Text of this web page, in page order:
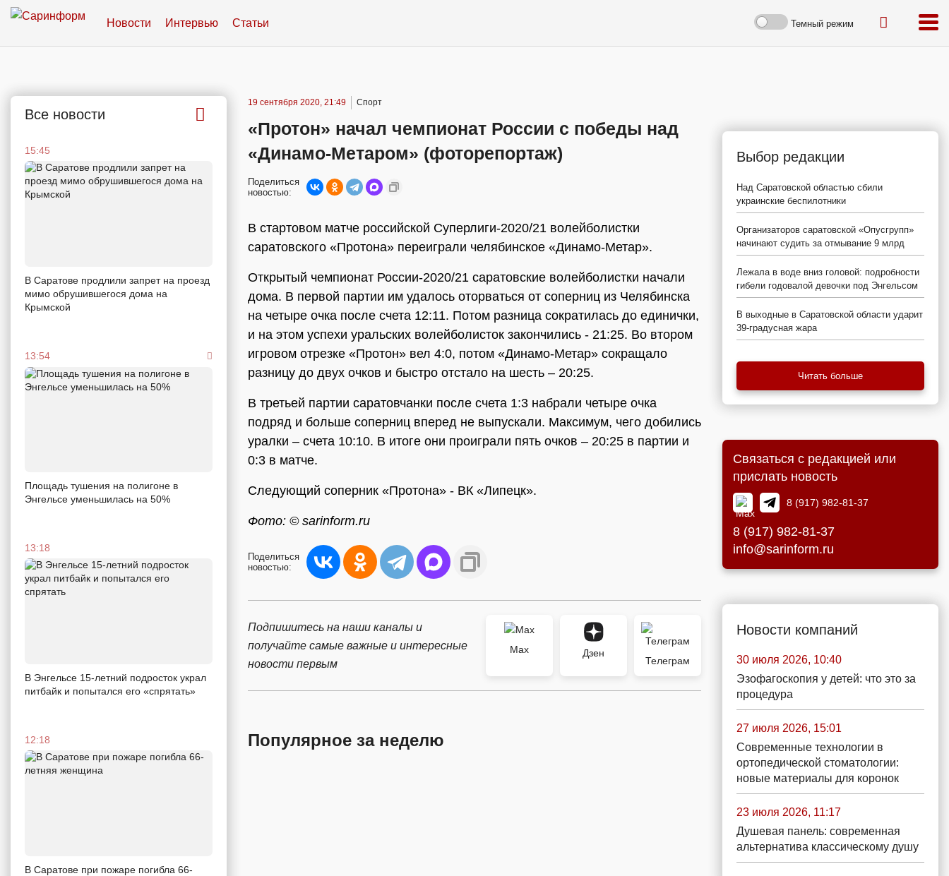
Новости Интервью Статьи Темный режим
Все новости
15:45
В Саратове продлили запрет на проезд
мимо обрушившегося дома на
Крымской
13:54
Площадь тушения на полигоне в
Энгельсе уменьшилась на 50%
13:18
В Энгельсе 15-летний подросток украл
питбайк и попытался его «спрятать»
12:18
В Саратове при пожаре погибла 66-
19 сентября 2020, 21:49 Спорт
«Протон» начал чемпионат России с победы над
«Динамо-Метаром» (фоторепортаж)
Поделиться
новостью:
В стартовом матче российской Суперлиги-2020/21 волейболистки
саратовского «Протона» переиграли челябинское «Динамо-Метар».
Открытый чемпионат России-2020/21 саратовские волейболистки начали
дома. В первой партии им удалось оторваться от соперниц из Челябинска
на четыре очка после счета 12:11. Потом разница сократилась до единички,
и на этом успехи уральских волейболисток закончились - 21:25. Во втором
игровом отрезке «Протон» вел 4:0, потом «Динамо-Метар» сокращало
разницу до двух очков и быстро отстало на шесть – 20:25.
В третьей партии саратовчанки после счета 1:3 набрали четыре очка
подряд и больше соперниц вперед не выпускали. Максимум, чего добились
уралки – счета 10:10. В итоге они проиграли пять очков – 20:25 в партии и
0:3 в матче.
Следующий соперник «Протона» - ВК «Липецк».
Фото: © sarinform.ru
Поделиться
новостью:
Подпишитесь на наши каналы и
получайте самые важные и интересные
новости первым
Max Дзен
Телеграм
Популярное за неделю
Выбор редакции
Над Саратовской областью сбили
украинские беспилотники
Организаторов саратовской «Опусгрупп»
начинают судить за отмывание 9 млрд
Лежала в воде вниз головой: подробности
гибели годовалой девочки под Энгельсом
В выходные в Саратовской области ударит
39-градусная жара
Читать больше
Связаться с редакцией или
прислать новость
8 (917) 982-81-37
8 (917) 982-81-37
info@sarinform.ru
Новости компаний
30 июля 2026, 10:40
Эзофагоскопия у детей: что это за
процедура
27 июля 2026, 15:01
Современные технологии в
ортопедической стоматологии:
новые материалы для коронок
23 июля 2026, 11:17
Душевая панель: современная
альтернатива классическому душу